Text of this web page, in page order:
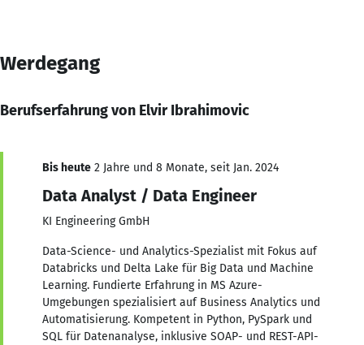
Werdegang
Berufserfahrung von Elvir Ibrahimovic
Bis heute 2 Jahre und 8 Monate, seit Jan. 2024
Data Analyst / Data Engineer
KI Engineering GmbH
Data-Science- und Analytics-Spezialist mit Fokus auf
Databricks und Delta Lake für Big Data und Machine
Learning. Fundierte Erfahrung in MS Azure-
Umgebungen spezialisiert auf Business Analytics und
Automatisierung. Kompetent in Python, PySpark und
SQL für Datenanalyse, inklusive SOAP- und REST-API-